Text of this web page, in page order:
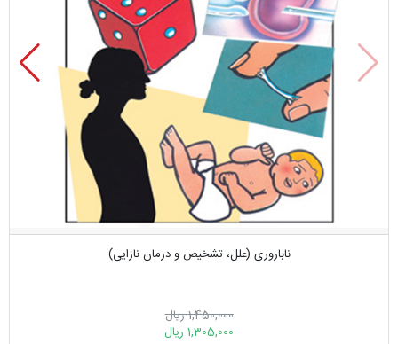
ناباروری (علل، تشخیص و درمان نازایی)
1,450,000 ریال
1,305,000 ریال